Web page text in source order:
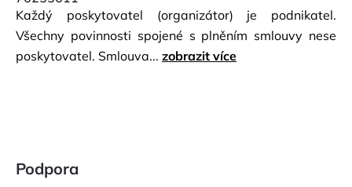
Každý poskytovatel (organizátor) je podnikatel.
Všechny povinnosti spojené s plněním smlouvy nese
poskytovatel. Smlouva... zobrazit více
Podpora